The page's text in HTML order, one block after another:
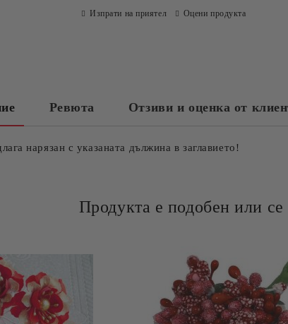
Изпрати на приятел Оцени продукта
Ревюта Отзиви и оценка от
нарязан с указаната дължина в заглавието!
Продукта е подобен или